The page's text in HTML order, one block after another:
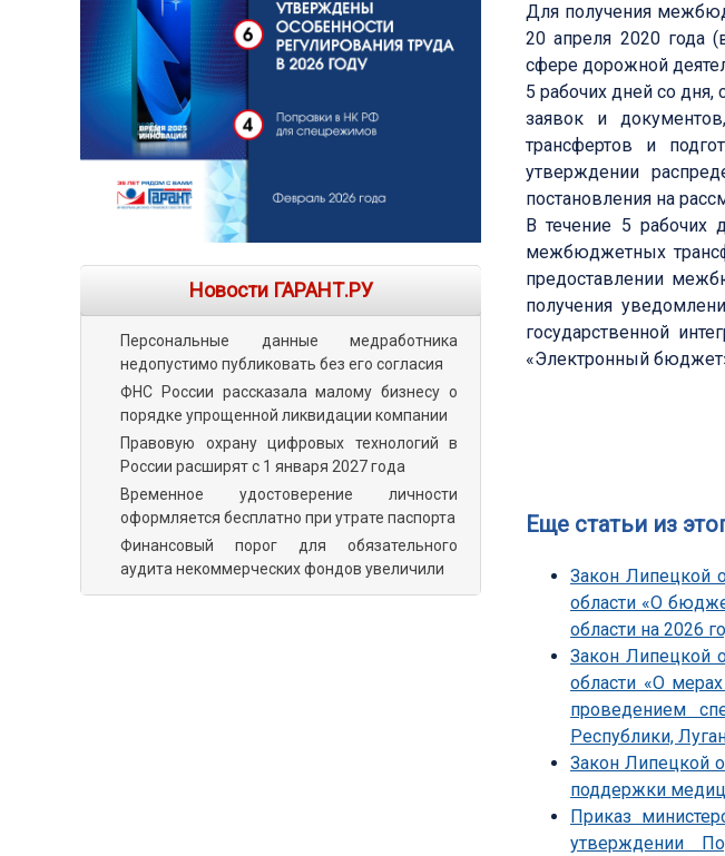
Для получения
20 апреля 2020 года
сфере дорожной
5 рабочих дней со
заявок и
трансфертов и
утверждении
постановления на
В течение 5 рабочих
межбюджетных
предоставлении
получения
государственной
«Электронный
Еще статьи из
Закон Липецкой
области «О
области на 2026
Закон Липецкой
области «О
проведением
Республики,
Закон Липецкой
поддержки
Приказ
утверждении
Новости ГАРАНТ.РУ
Персональные данные медработника
недопустимо публиковать без его согласия
ФНС России рассказала малому бизнесу о
порядке упрощенной ликвидации компании
Правовую охрану цифровых технологий в
России расширят с 1 января 2027 года
Временное удостоверение личности
оформляется бесплатно при утрате паспорта
Финансовый порог для обязательного
аудита некоммерческих фондов увеличили